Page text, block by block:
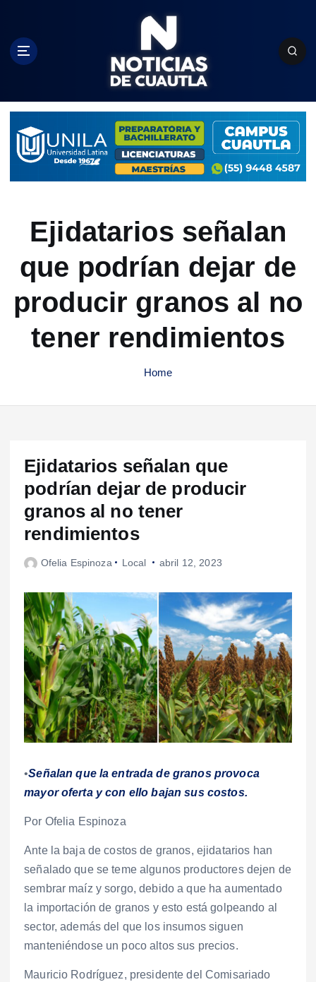
c
Ejidatarios señalan
que podrían dejar de
producir granos al no
tener rendimientos
Home
Ejidatarios señalan que
podrían dejar de producir
granos al no tener
rendimientos
Ofelia Espinoza Local abril 12, 2023
•Señalan que la entrada de granos provoca
mayor oferta y con ello bajan sus costos.
Por Ofelia Espinoza
Ante la baja de costos de granos, ejidatarios han
señalado que se teme algunos productores dejen de
sembrar maíz y sorgo, debido a que ha aumentado
la importación de granos y esto está golpeando al
sector, además del que los insumos siguen
manteniéndose un poco altos sus precios.
Mauricio Rodríguez, presidente del Comisariado